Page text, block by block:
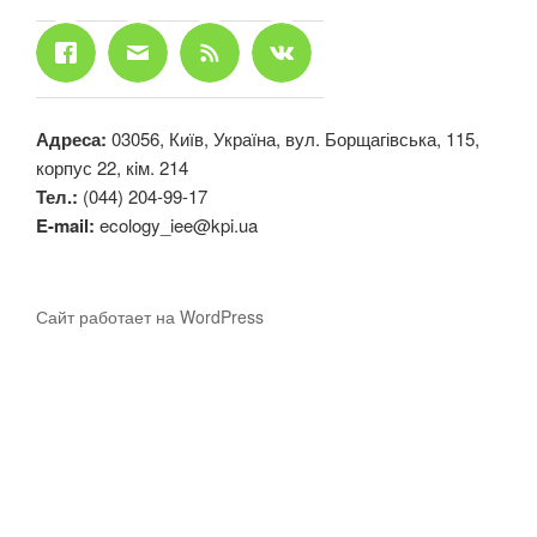
Адреса: 03056, Київ, Україна, вул. Борщагівська, 115,
корпус 22, кiм. 214
Тел.: (044) 204-99-17
E-mail: ecology_iee@kpi.ua
Сайт работает на WordPress